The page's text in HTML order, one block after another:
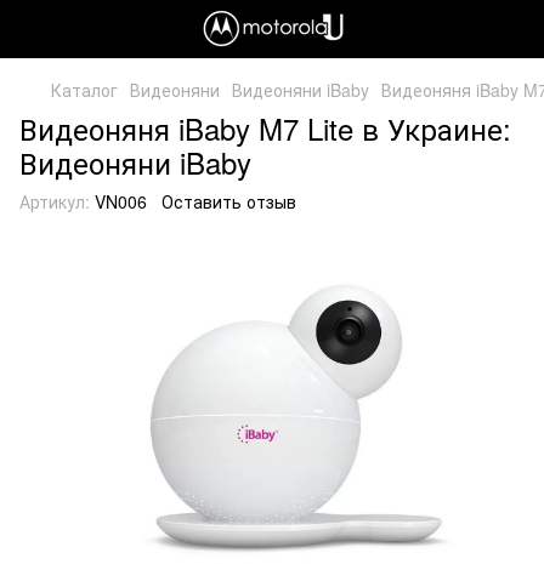
Каталог Видеоняни Видеоняни iBaby Видеоняня iBaby
Видеоняня iBaby M7 Lite в Украине:
Видеоняни iBaby
Артикул: VN006 Оставить отзыв